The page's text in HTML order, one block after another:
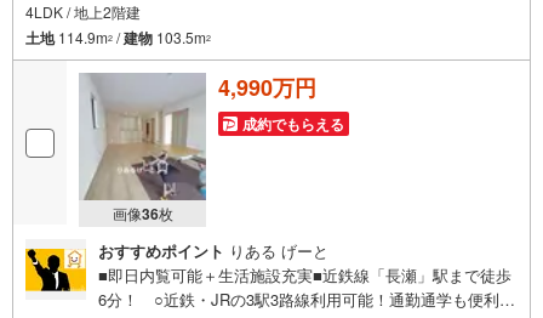
4LDK / 地上2階建
土地114.9m2 /建物 103.5m2
画像36枚
4,990万円
成約でもらえる
おすすめポイント りある げーと
■即日内覧可能＋生活施設充実■近鉄線「長瀬」駅まで徒歩
6分！ ○近鉄・JRの3駅3路線利用可能！通勤通学も便利！